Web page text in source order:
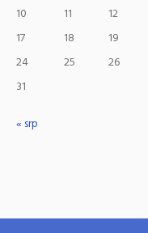
10
11 12
17
18 19
24
25 26
31
« srp